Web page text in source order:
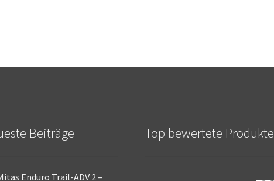
Beiträge
Enduro Trail-ADV 2 –
Top bewertete Produkte